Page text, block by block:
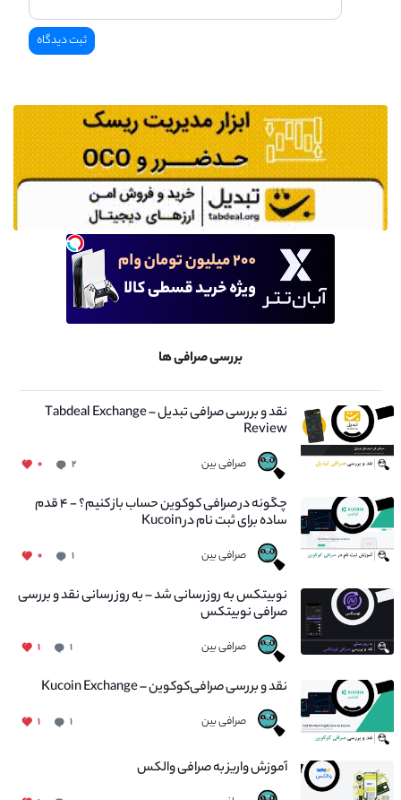
بررسی صرافی ها
نقد و بررسی صرافی تبدیل – Tabdeal Exchange
Review
صرافی بین ۲ ۰
چگونه در صرافی کوکوین حساب باز کنیم؟ - ۴ قدم
ساده برای ثبت نام در Kucoin
صرافی بین ۱ ۰
نوبیتکس به روزرسانی شد – به روز رسانی نقد و بررسی
صرافی نوبیتکس
صرافی بین ۱ ۱
نقد و بررسی صرافی‌کوکوین – Kucoin Exchange
صرافی بین ۱ ۱
آموزش واریز به صرافی والکس